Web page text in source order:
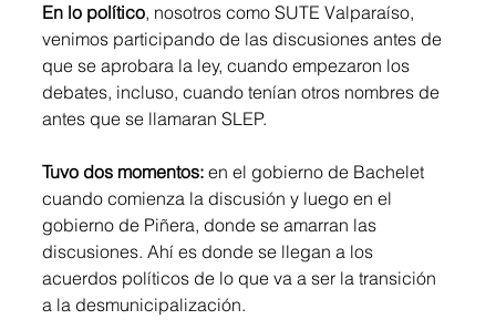
En lo político, nosotros como SUTE Valparaíso,
venimos participando de las discusiones antes de
que se aprobara la ley, cuando empezaron los
debates, incluso, cuando tenían otros nombres de
antes que se llamaran SLEP.
Tuvo dos momentos: en el gobierno de Bachelet
cuando comienza la discusión y luego en el
gobierno de Piñera, donde se amarran las
discusiones. Ahí es donde se llegan a los
acuerdos políticos de lo que va a ser la transición
a la desmunicipalización.